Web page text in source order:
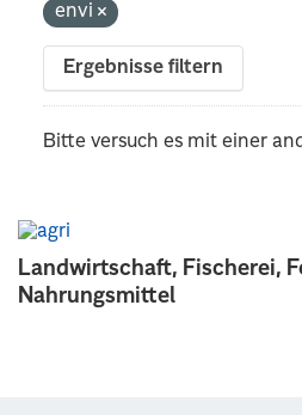
Landwirtschaft, Fischerei,
Nahrungsmittel
envi
Ergebnisse filtern
Bitte versuch es mit einer